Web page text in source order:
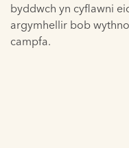
byddwch yn cyflawni
argymhellir bob
campfa.